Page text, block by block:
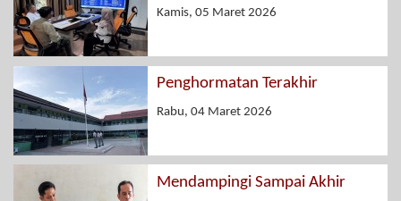
Kamis, 05 Maret 2026
Penghormatan Terakhir
Rabu, 04 Maret 2026
Mendampingi Sampai Akhir